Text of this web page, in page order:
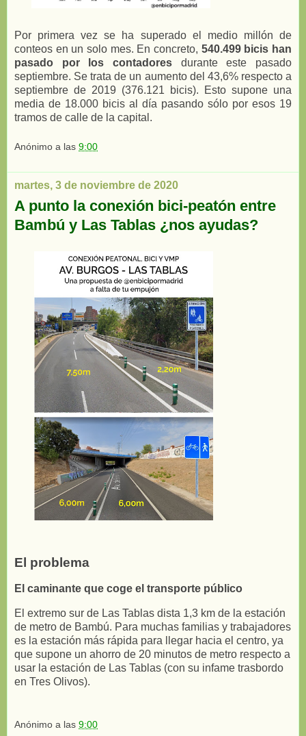
Por primera vez se ha superado el medio millón de
conteos en un solo mes. En concreto, 540.499 bicis han
pasado por los contadores durante este pasado
septiembre. Se trata de un aumento del 43,6% respecto a
septiembre de 2019 (376.121 bicis). Esto supone una
media de 18.000 bicis al día pasando sólo por esos 19
tramos de calle de la capital.
Anónimo a las 9:00
martes, 3 de noviembre de 2020
A punto la conexión bici-peatón entre
Bambú y Las Tablas ¿nos ayudas?
El problema
El caminante que coge el transporte público
El extremo sur de Las Tablas dista 1,3 km de la estación
de metro de Bambú. Para muchas familias y trabajadores
es la estación más rápida para llegar hacia el centro, ya
que supone un ahorro de 20 minutos de metro respecto a
usar la estación de Las Tablas (con su infame trasbordo
en Tres Olivos).
Anónimo a las 9:00